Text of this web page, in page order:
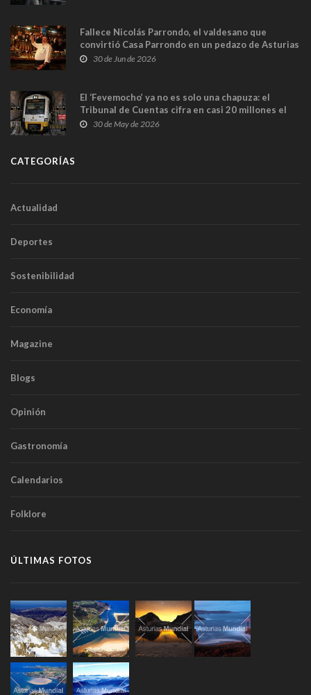
Fallece Nicolás Parrondo, el valdesano que
convirtió Casa Parrondo en un pedazo de Asturias
en Madrid
30 de Jun de 2026
El ‘Fevemocho’ ya no es solo una chapuza: el
Tribunal de Cuentas cifra en casi 20 millones el
sobrecoste de los trenes que no cabían por los
30 de May de 2026
CATEGORÍAS
Actualidad
Deportes
Sostenibilidad
Economía
Magazine
Blogs
Opinión
Gastronomía
Calendarios
Folklore
ÚLTIMAS FOTOS